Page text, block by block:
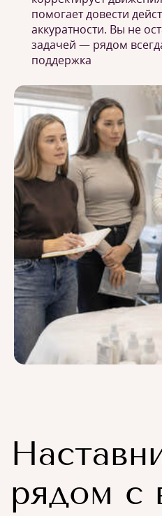
помогает довести
аккуратности. Вы не
задачей — рядом
поддержка
рядом с